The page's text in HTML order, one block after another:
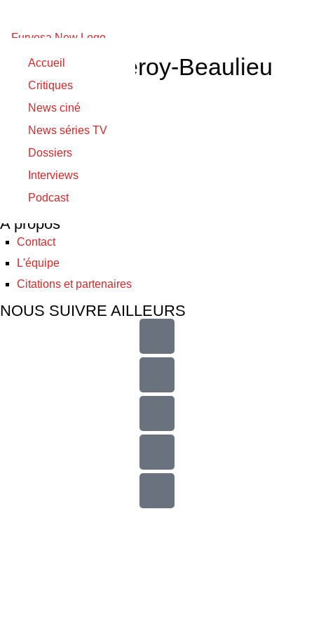
Accueil
Critiques
News ciné
News séries TV
Dossiers
Interviews
Podcast
Philippine Leroy-Beaulieu
31/07/2021
31/07/2021
Deux frères
A propos
Contact
L'équipe
Citations et partenaires
NOUS SUIVRE AILLEURS